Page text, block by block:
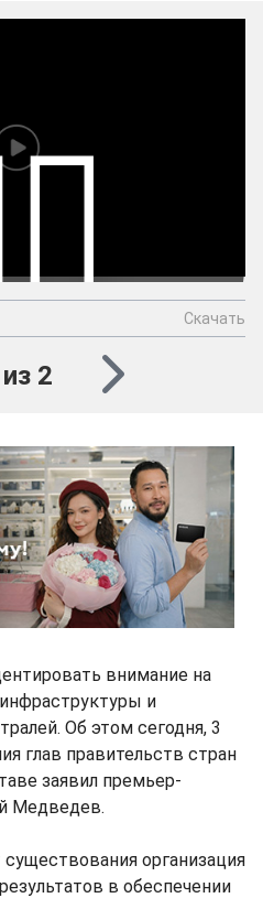
Скачать
2
внимание на
и
Об этом сегодня, 3
глав правительств стран
заявил премьер-
Медведев.
организация
в обеспечении